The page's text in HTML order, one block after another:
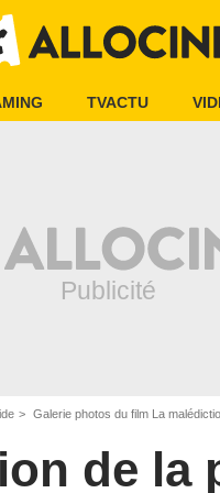
TVACTU
Galerie photos du film La
de la